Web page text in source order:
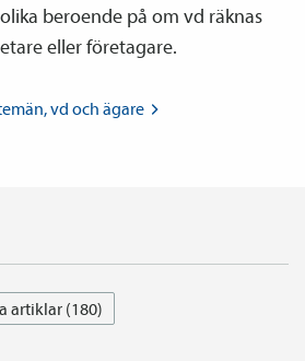
beroende på om vd räknas
eller företagare.
vd och ägare
artiklar (180)